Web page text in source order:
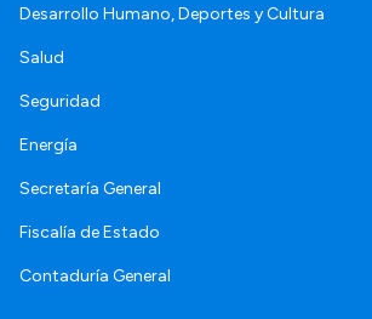
Desarrollo Humano, Deportes y Cultura
Salud
Seguridad
Energía
Secretaría General
Fiscalía de Estado
Contaduría General